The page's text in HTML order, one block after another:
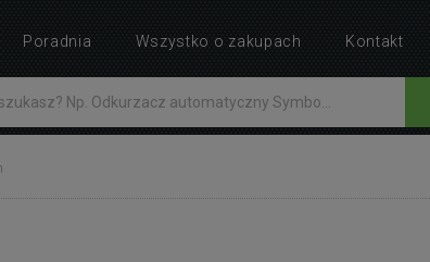
Poradnia Wszystko o zakupach Kontakt